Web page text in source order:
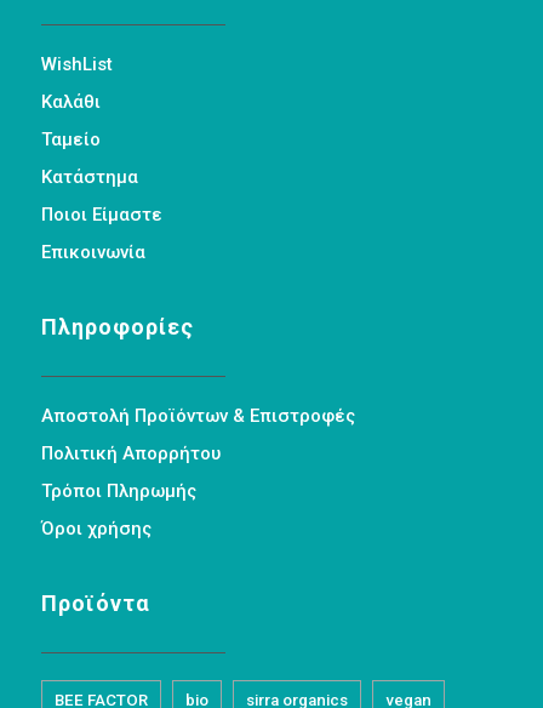
WishList
Καλάθι
Ταμείο
Κατάστημα
Ποιοι Είμαστε
Επικοινωνία
Πληροφορίες
Αποστολή Προϊόντων & Επιστροφές
Πολιτική Απορρήτου
Τρόποι Πληρωμής
Όροι χρήσης
Προϊόντα
BEE FACTOR bio sirra organics vegan